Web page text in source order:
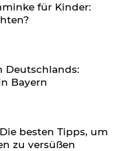
für Kinder:
Deutschlands:
Bayern
besten Tipps, um
zu versüßen